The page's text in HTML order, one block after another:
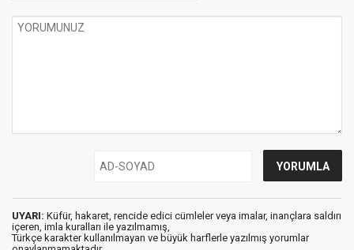
UYARI: Küfür, hakaret, rencide edici cümleler veya imalar, inançlara saldırı
içeren, imla kuralları ile yazılmamış,
Türkçe karakter kullanılmayan ve büyük harflerle yazılmış yorumlar